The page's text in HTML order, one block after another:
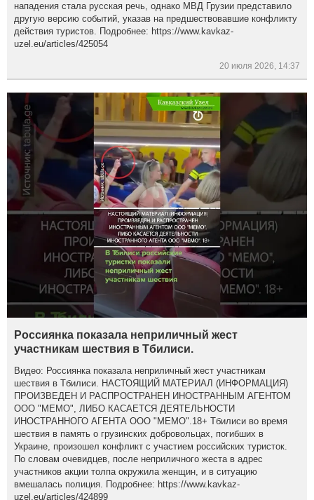
нападения стала русская речь, однако МВД Грузии представило
другую версию событий, указав на предшествовавшие конфликту
действия туристов. Подробнее: https://www.kavkaz-
uzel.eu/articles/425054
20 июля 2026, 14:37
Россиянка показала неприличный жест
участникам шествия в Тбилиси.
Видео: Россиянка показала неприличный жест участникам
шествия в Тбилиси. НАСТОЯЩИЙ МАТЕРИАЛ (ИНФОРМАЦИЯ)
ПРОИЗВЕДЕН И РАСПРОСТРАНЕН ИНОСТРАННЫМ АГЕНТОМ
ООО "МЕМО", ЛИБО КАСАЕТСЯ ДЕЯТЕЛЬНОСТИ
ИНОСТРАННОГО АГЕНТА ООО "МЕМО".18+ Тбилиси во время
шествия в память о грузинских добровольцах, погибших в
Украине, произошел конфликт с участием российских туристок.
По словам очевидцев, после неприличного жеста в адрес
участников акции толпа окружила женщин, и в ситуацию
вмешалась полиция. Подробнее: https://www.kavkaz-
uzel.eu/articles/424899